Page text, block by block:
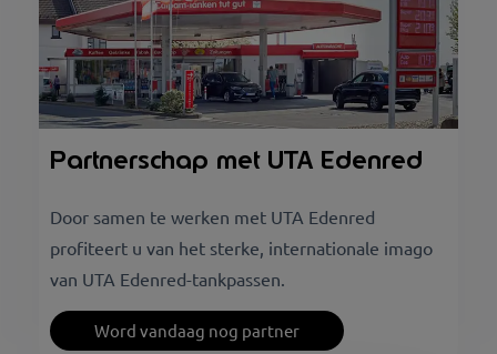
Partnerschap met UTA Edenred
Door samen te werken met UTA Edenred
profiteert u van het sterke, internationale imago
van UTA Edenred-tankpassen.
Word vandaag nog partner